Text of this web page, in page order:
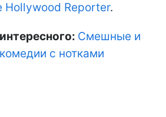
Hollywood Reporter.
Смешные и
с нотками